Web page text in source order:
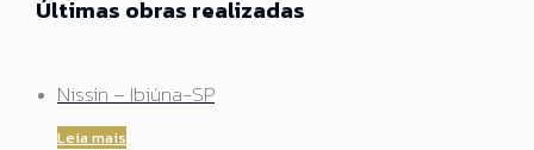
Últimas obras realizadas
Nissin – Ibiúna-SP
Leia mais